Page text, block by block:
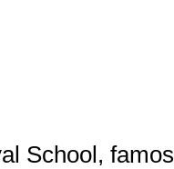
School,